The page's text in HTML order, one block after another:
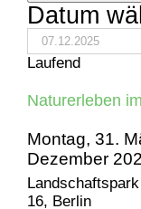
Datum
Laufend
Naturerleben
Montag, 31.
Dezember
16, Berlin